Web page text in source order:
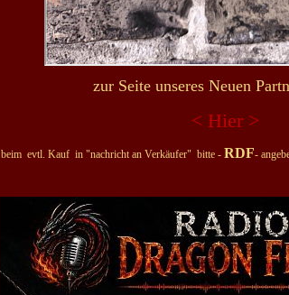
zur Seite unseres Neuen
< Hier >
beim evtl. Kauf in "nachricht an Verkäufer" bitte - RDF-